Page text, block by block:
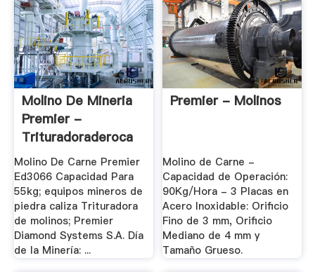
Molino De Mineria
Premier -
Trituradoraderoca
Molino De Carne Premier
Ed3066 Capacidad Para
55kg; equipos mineros de
piedra caliza Trituradora
de molinos; Premier
Diamond Systems S.A. Día
de la Minería: ...
Premier - Molinos
Molino de Carne -
Capacidad de Operación:
90Kg/Hora - 3 Placas en
Acero Inoxidable: Orificio
Fino de 3 mm, Orificio
Mediano de 4 mm y
Tamaño Grueso.